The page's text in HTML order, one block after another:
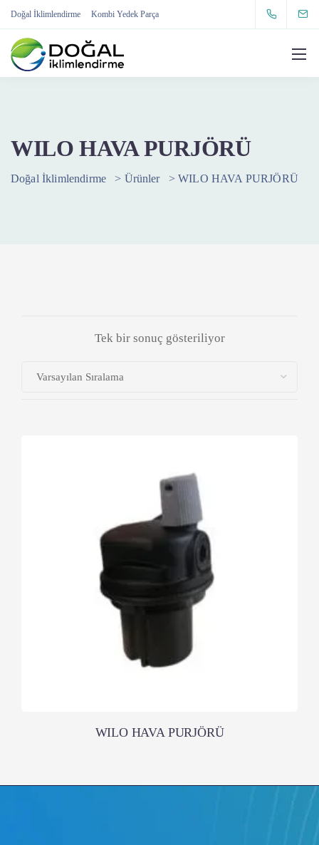
Doğal İklimlendirme Kombi Yedek Parça
WILO HAVA PURJÖRÜ
Doğal İklimlendirme > Ürünler >WILO HAVA PURJÖRÜ
Tek bir sonuç gösteriliyor
WILO HAVA PURJÖRÜ